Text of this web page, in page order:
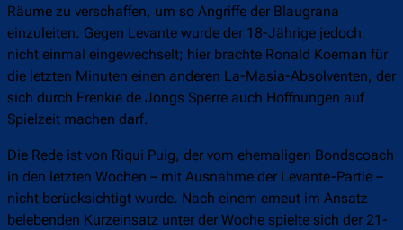
Räume zu verschaffen, um so Angriffe der Blaugrana
einzuleiten. Gegen Levante wurde der 18-Jährige jedoch
nicht einmal eingewechselt; hier brachte Ronald Koeman für
die letzten Minuten einen anderen La-Masia-Absolventen, der
sich durch Frenkie de Jongs Sperre auch Hoffnungen auf
Spielzeit machen darf.
Die Rede ist von Riqui Puig, der vom ehemaligen Bondscoach
in den letzten Wochen – mit Ausnahme der Levante-Partie –
nicht berücksichtigt wurde. Nach einem erneut im Ansatz
belebenden Kurzeinsatz unter der Woche spielte sich der 21-